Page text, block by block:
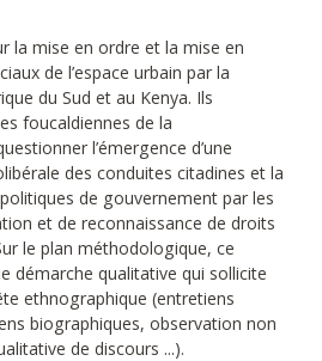
la mise en ordre et la mise en
de l’espace urbain par la
du Sud et au Kenya. Ils
foucaldiennes de la
l’émergence d’une
des conduites citadines et la
de gouvernement par les
et de reconnaissance de droits
le plan méthodologique, ce
démarche qualitative qui sollicite
ethnographique (entretiens
biographiques, observation non
de discours ...).